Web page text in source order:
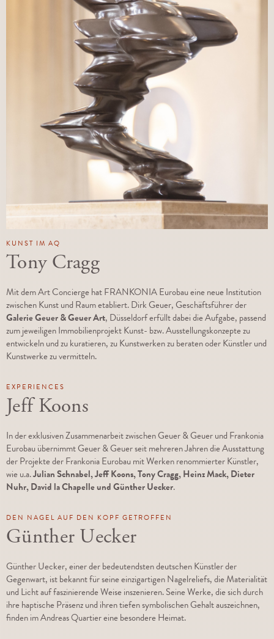
KUNST IM AQ
Tony Cragg
Mit dem Art Concierge hat FRANKONIA Eurobau eine neue Institution
zwischen Kunst und Raum etabliert. Dirk Geuer, Geschäftsführer der
Galerie Geuer & Geuer Art, Düsseldorf erfüllt dabei die Aufgabe, passend
zum jeweiligen Immobilienprojekt Kunst- bzw. Ausstellungskonzepte zu
entwickeln und zu kuratieren, zu Kunstwerken zu beraten oder Künstler und
Kunstwerke zu vermitteln.
EXPERIENCES
Jeff Koons
In der exklusiven Zusammenarbeit zwischen Geuer & Geuer und Frankonia
Eurobau übernimmt Geuer & Geuer seit mehreren Jahren die Ausstattung
der Projekte der Frankonia Eurobau mit Werken renommierter Künstler,
wie u.a.Julian Schnabel, Jeff Koons, Tony Cragg, Heinz Mack, Dieter
Nuhr, David la Chapelle und Günther Uecker.
DEN NAGEL AUF DEN KOPF GETROFFEN
Günther Uecker
Günther Uecker, einer der bedeutendsten deutschen Künstler der
Gegenwart, ist bekannt für seine einzigartigen Nagelreliefs, die Materialität
und Licht auf faszinierende Weise inszenieren. Seine Werke, die sich durch
ihre haptische Präsenz und ihren tiefen symbolischen Gehalt auszeichnen,
finden im Andreas Quartier eine besondere Heimat.